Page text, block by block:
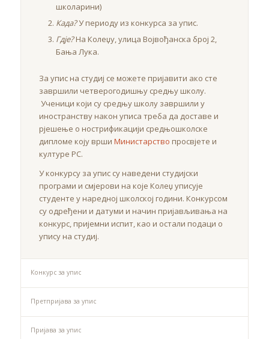
школарини)
Када?У периоду из конкурса за упис.
Гдје?На Колеџу, улица Војвођанска број 2,
Бања Лука.
За упис на студиј се можете пријавити ако сте
завршили четверогодишњу средњу школу.
Ученици који су средњу школу завршили у
иностранству након уписа треба да доставе и
рјешење о нострификацији средњошколске
дипломе коју врши Министарство просвјете и
културе РС.
У конкурсу за упис су наведени студијски
програми и смјерови на које Колеџ уписује
студенте у наредној школској години. Конкурсом
су одређени и датуми и начин пријављивања на
конкурс, пријемни испит, као и остали подаци о
упису на студиј.
Конкурс за упис
Претпријава за упис
Пријава за упис